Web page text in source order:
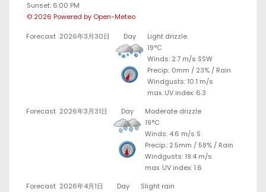
Sunset: 6:00 PM
© 2026 Powered by Open-Meteo
Forecast 2026年3月30日 Day
Light drizzle
19°C
Winds: 2.7 m/s SSW
Precip.: 0mm / 23% / Rain
Windgusts: 10.1 m/s
max. UV index: 6.3
Forecast 2026年3月31日 Day
Moderate drizzle
19°C
Winds: 4.6 m/s S
Precip.: 2.5mm / 58% / Rain
Windgusts: 19.4 m/s
max. UV index: 1.6
Forecast 2026年4月1日 Day
Slight rain